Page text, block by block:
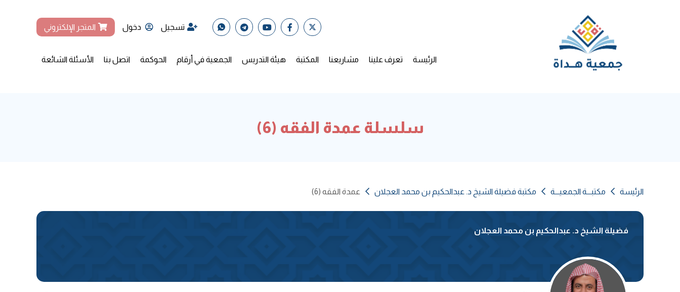
تسجيل دخول المتجر الإلكتروني
الرئيسة تعرف علينا مشاريعنا المكتبة هيئة التدريس الجمعية في أرقام الحوكمة اتصل بنا الأسئلة الشائعة
سلسلة عمدة الفقه (6)
الرئيسة مكتبـــة الجمعيـــة مكتبة فضيلة الشيخ د. عبدالحكيم بن محمد العجلان عمدة الفقه (6)
فضيلة الشيخ د. عبدالحكيم بن محمد العجلان